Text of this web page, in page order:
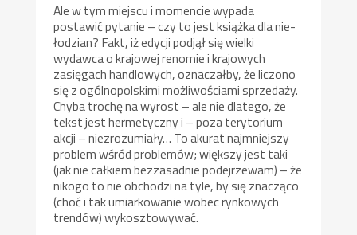
Ale w tym miejscu i momencie wypada
postawić pytanie – czy to jest książka dla nie-
łodzian? Fakt, iż edycji podjął się wielki
wydawca o krajowej renomie i krajowych
zasięgach handlowych, oznaczałby, że liczono
się z ogólnopolskimi możliwościami sprzedaży.
Chyba trochę na wyrost – ale nie dlatego, że
tekst jest hermetyczny i – poza terytorium
akcji – niezrozumiały… To akurat najmniejszy
problem wśród problemów; większy jest taki
(jak nie całkiem bezzasadnie podejrzewam) – że
nikogo to nie obchodzi na tyle, by się znacząco
(choć i tak umiarkowanie wobec rynkowych
trendów) wykosztowywać.